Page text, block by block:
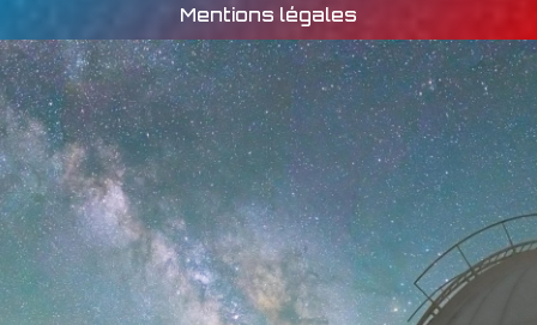
Mentions légales